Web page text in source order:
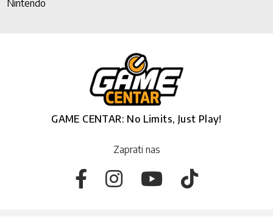
Nintendo
GAME CENTAR: No Limits, Just Play!
Zaprati nas